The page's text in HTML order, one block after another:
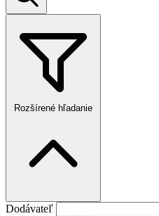
Rozšírené hľadanie
Dodávateľ